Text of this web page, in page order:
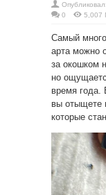
Опубликовал:
0
5,007
Самый
арта можно
за окошком
но
время года.
вы отыщете
которые